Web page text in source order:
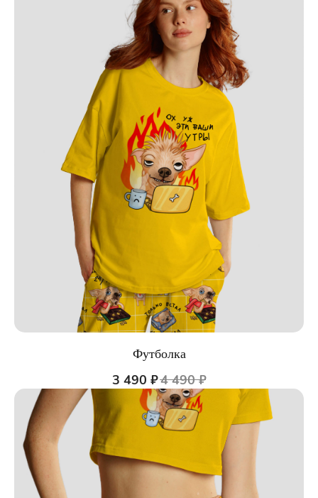
Футболка
3 490 ₽4 490 ₽